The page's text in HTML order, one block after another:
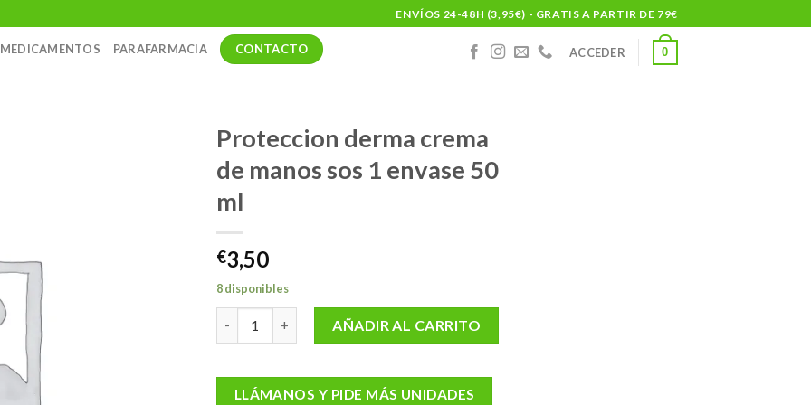
ENVÍOS 24-48H (3,95€) - GRATIS A PARTIR DE 79€
MEDICAMENTOS PARAFARMACIA CONTACTO ACCEDER 0
Proteccion derma crema
de manos sos 1 envase 50
ml
€3,50
8 disponibles
Proteccion derma crema de manos sos 1 envase 50 ml cantidad
AÑADIR AL CARRITO
LLÁMANOS Y PIDE MÁS UNIDADES